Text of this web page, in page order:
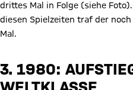
drittes Mal in Folge (siehe
diesen Spielzeiten traf der
Mal.
3. 1980:
WELTKLASSE